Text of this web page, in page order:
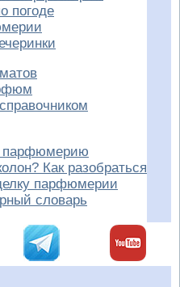
погоде
парфюмерию
Как разобраться
парфюмерии
словарь